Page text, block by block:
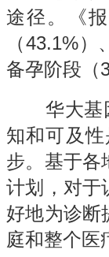
途径。《
（43.1%
备孕阶段（
华大基因
知和可及
步。基于各
计划，对于
好地为诊断
庭和整个医